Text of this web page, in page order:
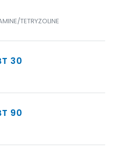
TETRYZOLINE
30
90